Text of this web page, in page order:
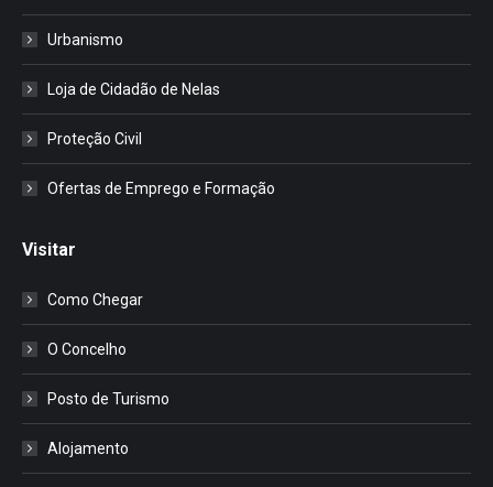
Urbanismo
Loja de Cidadão de Nelas
Proteção Civil
Ofertas de Emprego e Formação
Visitar
Como Chegar
O Concelho
Posto de Turismo
Alojamento